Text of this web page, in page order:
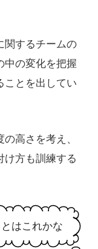
関するチームの
中の変化を把握
ことを出してい
高さを考え、
け方も訓練する
はこれかな